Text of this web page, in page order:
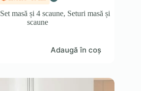
Set masă și 4 scaune, Seturi masă și
scaune
Adaugă în coș